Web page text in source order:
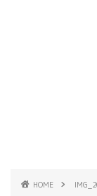
HOME